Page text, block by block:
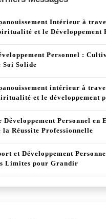
Intérieur à
et le Développement
Personnel :
Soi Solide
intérieur à
et le développement
Développement Personnel en
la Réussite Professionnelle
et Développement
Limites pour Grandir